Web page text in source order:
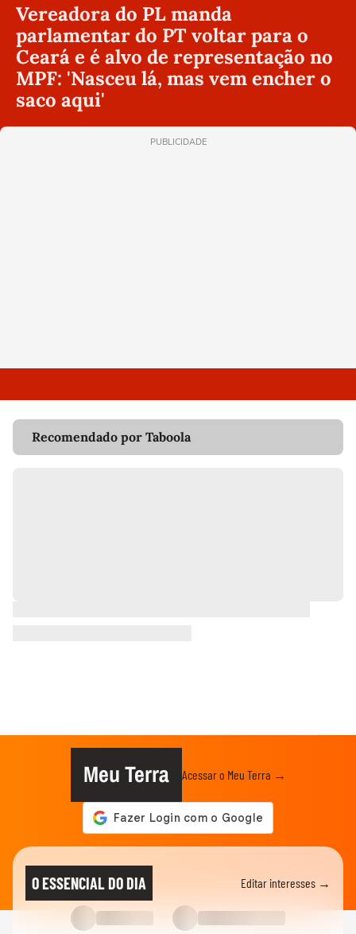
Vereadora do PL manda
parlamentar do PT voltar para o
Ceará e é alvo de representação no
MPF: 'Nasceu lá, mas vem encher o
saco aqui'
PUBLICIDADE
Recomendado por Taboola
Meu Terra Acessar o Meu Terra →
O ESSENCIAL DO DIA Editar interesses →